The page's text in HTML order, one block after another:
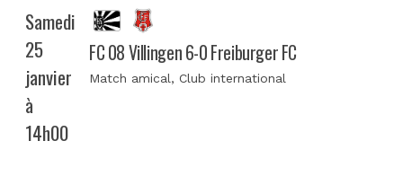
Samedi
25
janvier
à
14h00
FC 08 Villingen 6-0 Freiburger FC
Match amical, Club international